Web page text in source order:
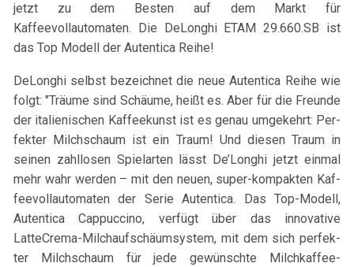
jetzt zu dem Besten auf dem Markt für
Kaffeevollautomaten. Die DeLonghi ETAM 29.660.SB ist
das Top Modell der Autentica Reihe!
DeLonghi selbst bezeichnet die neue Autentica Reihe wie
folgt: "Träume sind Schäume, heißt es. Aber für die Fre­unde
der ital­ienis­chen Kaf­feekunst ist es genau umgekehrt: Per­
fek­ter Milch­schaum ist ein Traum! Und diesen Traum in
seinen zahllosen Spielarten lässt De’Longhi jetzt ein­mal
mehr wahr wer­den – mit den neuen, super-kompakten Kaf­
feevol­lau­to­maten der Serie Aut­en­tica. Das Top-Modell,
Aut­en­tica Cap­puc­cino, ver­fügt über das inno­v­a­tive
LatteCrema-Milchaufschäumsystem, mit dem sich per­fek­
ter Milch­schaum für jede gewün­schte Milchkaffee-